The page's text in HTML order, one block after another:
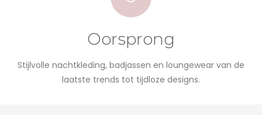
Oorsprong
Stijlvolle nachtkleding, badjassen en loungewear van de
laatste trends tot tijdloze designs.